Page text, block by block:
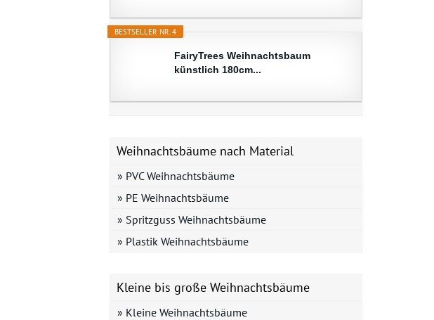
BESTSELLER NR. 4
FairyTrees Weihnachtsbaum
künstlich 180cm...
Weihnachtsbäume nach Material
» PVC Weihnachtsbäume
» PE Weihnachtsbäume
» Spritzguss Weihnachtsbäume
» Plastik Weihnachtsbäume
Kleine bis große Weihnachtsbäume
» Kleine Weihnachtsbäume